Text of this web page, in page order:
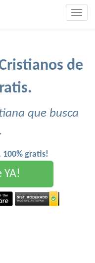
de
que busca
100% gratis!
YA!